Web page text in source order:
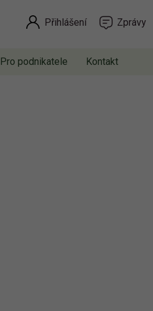
Přihlášení Zprávy
Pro podnikatele Kontakt